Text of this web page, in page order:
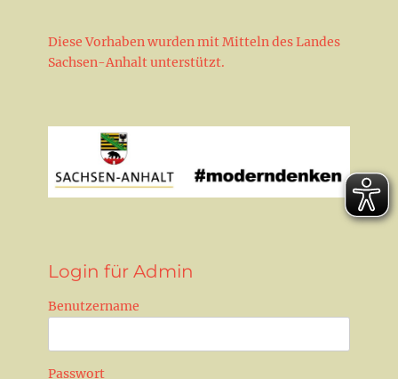
Diese Vorhaben wurden mit Mitteln des Landes
Sachsen-Anhalt unterstützt.
Login für Admin
Benutzername
Passwort